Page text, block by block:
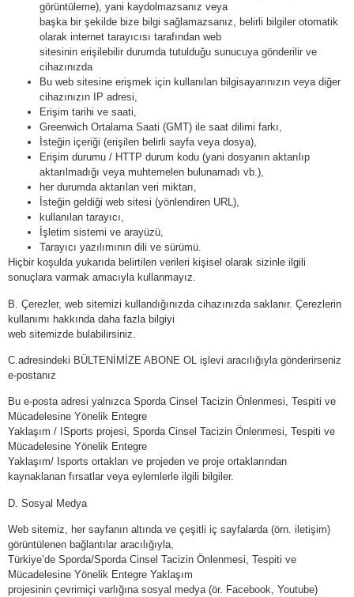
görüntüleme), yani kaydolmazsanız veya
başka bir şekilde bize bilgi sağlamazsanız, belirli bilgiler otomatik
olarak internet tarayıcısı tarafından web
sitesinin erişilebilir durumda tutulduğu sunucuya gönderilir ve
cihazınızda
Bu web sitesine erişmek için kullanılan bilgisayarınızın veya diğer
cihazınızın IP adresi,
Erişim tarihi ve saati,
Greenwich Ortalama Saati (GMT) ile saat dilimi farkı,
İsteğin içeriği (erişilen belirli sayfa veya dosya),
Erişim durumu / HTTP durum kodu (yani dosyanın aktarılıp
aktarılmadığı veya muhtemelen bulunamadı vb.),
her durumda aktarılan veri miktarı,
İsteğin geldiği web sitesi (yönlendiren URL),
kullanılan tarayıcı,
İşletim sistemi ve arayüzü,
Tarayıcı yazılımının dili ve sürümü.
Hiçbir koşulda yukarıda belirtilen verileri kişisel olarak sizinle ilgili
sonuçlara varmak amacıyla kullanmayız.
Β. Çerezler, web sitemizi kullandığınızda cihazınızda saklanır. Çerezlerin
kullanımı hakkında daha fazla bilgiyi
web sitemizde bulabilirsiniz.
C.adresindeki BÜLTENİMİZE ABONE OL işlevi aracılığıyla gönderirseniz
e-postanız
Bu e-posta adresi yalnızca Sporda Cinsel Tacizin Önlenmesi, Tespiti ve
Mücadelesine Yönelik Entegre
Yaklaşım / ISports projesi, Sporda Cinsel Tacizin Önlenmesi, Tespiti ve
Mücadelesine Yönelik Entegre
Yaklaşım/ Isports ortakları ve projeden ve proje ortaklarından
kaynaklanan fırsatlar veya eylemlerle ilgili bilgiler.
D. Sosyal Medya
Web sitemiz, her sayfanın altında ve çeşitli iç sayfalarda (örn. iletişim)
görüntülenen bağlantılar aracılığıyla,
Türkiye’de Sporda/Sporda Cinsel Tacizin Önlenmesi, Tespiti ve
Mücadelesine Yönelik Entegre Yaklaşım
projesinin çevrimiçi varlığına sosyal medya (ör. Facebook, Youtube)